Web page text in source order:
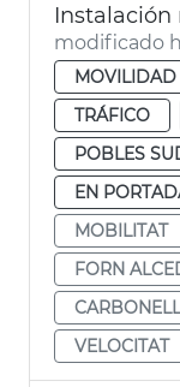
modificado
MOVILIDAD
TRÁFICO
POBLES
EN
MOBILITAT
FORN
CARBONELL
VELOCITAT